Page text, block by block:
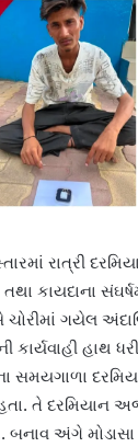
રાત્રી
કાયદાના
ચોરીમાં ગયેલ
હાથ
તે દરમિયાન
બનાવ અંગે